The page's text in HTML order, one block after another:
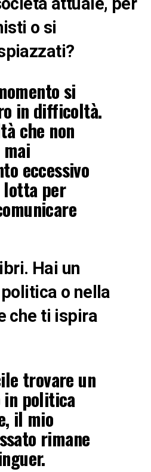
o si
si
in difficoltà.
che non
eccessivo
lotta per
Hai un
o nella
che ti ispira
trovare un
politica
il mio
rimane